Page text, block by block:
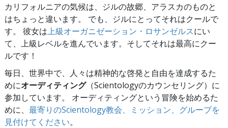
カリフォルニアの気候は、ジルの故郷、アラスカのものと
はちょっと違います。 でも、ジルにとってそれはクールで
す。 彼女は上級オーガニゼーション・ロサンゼルスにい
て、上級レベルを進んでいます。そしてそれは最高にクー
ルです！
毎日、世界中で、人々は精神的な啓発と自由を達成するた
めにオーディティング（Scientologyのカウンセリング）に
参加しています。 オーディティングという冒険を始めるた
めに、 最寄りのScientology教会、ミッション、グループを
見付けてください。